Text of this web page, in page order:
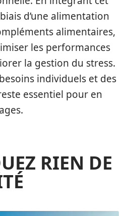
d’une alimentation
alimentaires,
les performances
la gestion du stress.
individuels et des
essentiel pour en
RIEN DE